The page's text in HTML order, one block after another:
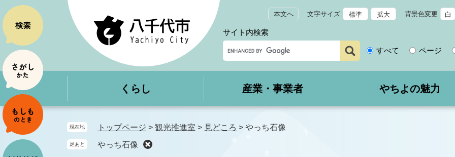
ー
ジ
の
先
頭
で
す
。
ニ
ュ
ー
を
飛
ば
し
て
本
文
本文へ 文字サイズ 標準 拡大 背景色変更 白
サイト内検索
すべて ページ
くらし 産業・事業者 やちよの魅力
現在地 トップページ > 観光推進室 > 見どころ > やっち石像
足あと やっち石像